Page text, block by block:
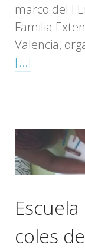
marco del I
Familia
Valencia,
[…]
coles